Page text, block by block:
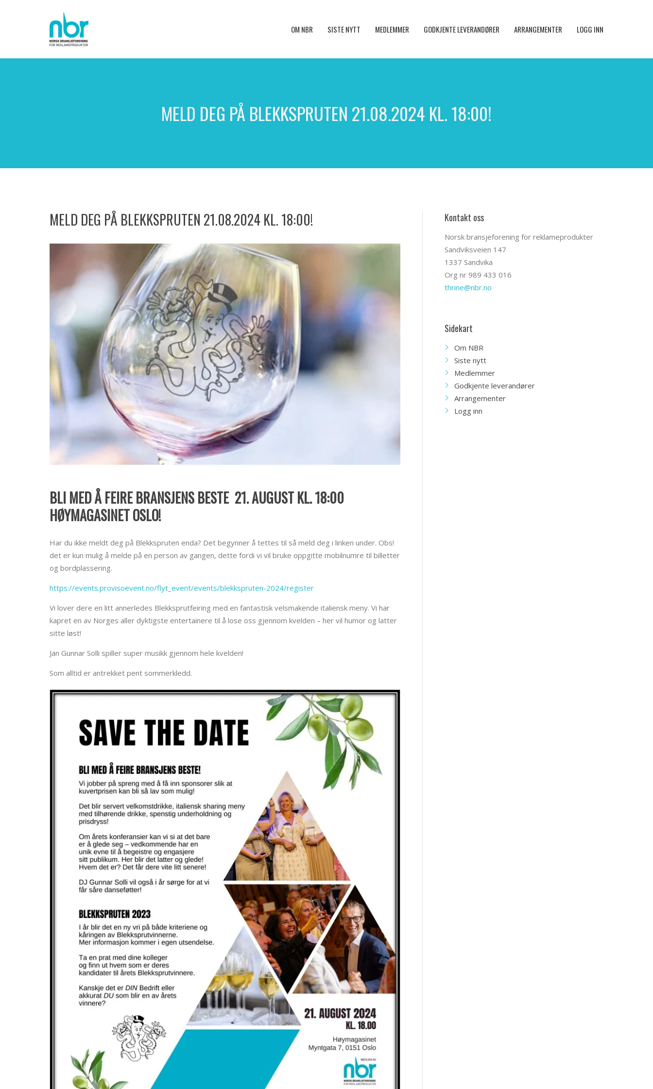
OM NBR SISTE NYTT MEDLEMMER GODKJENTE LEVERANDØRER ARRANGEMENTER LOGG INN
MELD DEG PÅ BLEKKSPRUTEN 21.08.2024 KL. 18:00!
MELD DEG PÅ BLEKKSPRUTEN 21.08.2024 KL. 18:00!
BLI MED Å FEIRE BRANSJENS BESTE 21. AUGUST KL. 18:00
HØYMAGASINET OSLO!
Har du ikke meldt deg på Blekkspruten enda? Det begynner å tettes til så meld deg i linken under. Obs!
det er kun mulig å melde på en person av gangen, dette fordi vi vil bruke oppgitte mobilnumre til billetter
og bordplassering.
https://events.provisoevent.no/flyt_event/events/blekkspruten-2024/register
Vi lover dere en litt annerledes Blekksprutfeiring med en fantastisk velsmakende italiensk meny. Vi har
kapret en av Norges aller dyktigste entertainere til å lose oss gjennom kvelden – her vil humor og latter
sitte løst!
Jan Gunnar Solli spiller super musikk gjennom hele kvelden!
Som alltid er antrekket pent sommerkledd.
Kontakt oss
Norsk bransjeforening for reklameprodukter
Sandviksveien 147
1337 Sandvika
Org nr 989 433 016
thrine@nbr.no
Sidekart
Om NBR
Siste nytt
Medlemmer
Godkjente leverandører
Arrangementer
Logg inn